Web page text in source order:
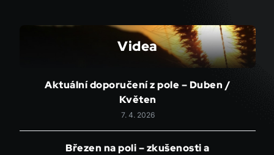
Videa
Aktuální doporučení z pole – Duben /
Květen
7. 4. 2026
Březen na poli – zkušenosti a